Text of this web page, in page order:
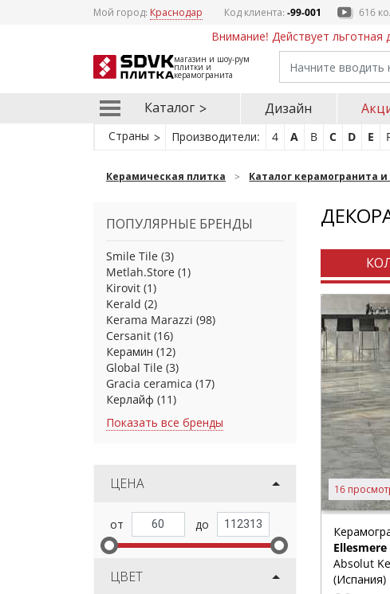
Мой город: Краснодар Код клиента:-99-001 616
Внимание! Действует
магазин и шоу-рум
плитки и
керамогранита
Каталог Дизайн
Страны Производители: 4 A B C D E
Керамическая плитка Каталог керамогранита
ПОПУЛЯРНЫЕ БРЕНДЫ
Smile Tile (3)
Metlah.Store (1)
Kirovit (1)
Kerald (2)
Kerama Marazzi (98)
Cersanit (16)
Керамин (12)
Global Tile (3)
Gracia ceramica (17)
Керлайф (11)
Показать все бренды
ЦЕНА
ЦВЕТ
16
Ellesmere
Absolut
(Испания)